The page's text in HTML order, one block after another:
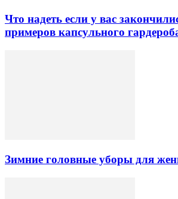
Что надеть если у вас
примеров капсульного
Зимние головные уборы для